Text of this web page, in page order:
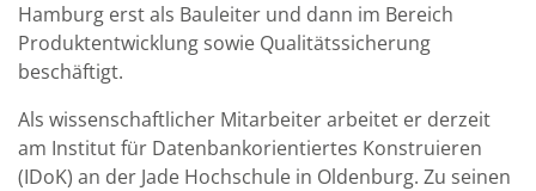
Hamburg erst als Bauleiter und dann im Bereich
Produktentwicklung sowie Qualitätssicherung
beschäftigt.
Als wissenschaftlicher Mitarbeiter arbeitet er derzeit
am Institut für Datenbankorientiertes Konstruieren
(IDoK) an der Jade Hochschule in Oldenburg. Zu seinen